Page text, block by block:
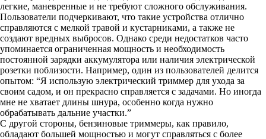
легкие, маневренные и не требуют сложного обслуживания.
Пользователи подчеркивают, что такие устройства отлично
справляются с мелкой травой и кустарниками, а также не
создают вредных выбросов. Однако среди недостатков часто
упоминается ограниченная мощность и необходимость
постоянной зарядки аккумулятора или наличия электрической
розетки поблизости. Например, один из пользователей делится
опытом: “Я использую электрический триммер для ухода за
своим садом, и он прекрасно справляется с задачами. Но иногда
мне не хватает длины шнура, особенно когда нужно
обрабатывать дальние участки.”
С другой стороны, бензиновые триммеры, как правило,
обладают большей мощностью и могут справляться с более